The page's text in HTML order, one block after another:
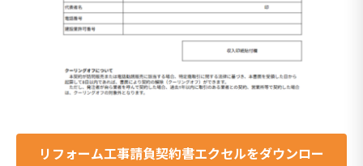
リフォーム工事請負契約書エクセルをダウンロー